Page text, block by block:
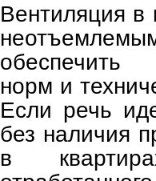
Вентиляция в
обеспечить
норм и
Если речь
без наличия
в